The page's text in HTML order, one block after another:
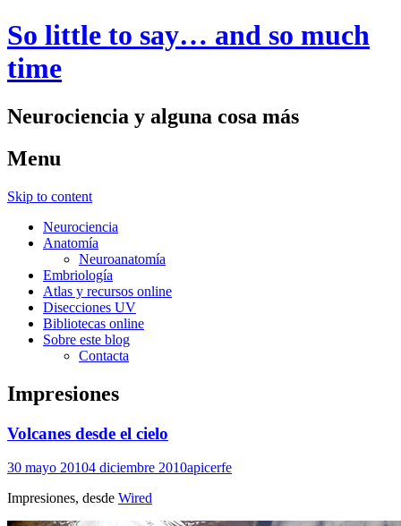
So little to say… and so much
time
Neurociencia y alguna cosa más
Menu
Skip to content
Neurociencia
Anatomía
Neuroanatomía
Embriología
Atlas y recursos online
Disecciones UV
Bibliotecas online
Sobre este blog
Contacta
Impresiones
Volcanes desde el cielo
30 mayo 20104 diciembre 2010apicerfe
Impresiones, desde Wired